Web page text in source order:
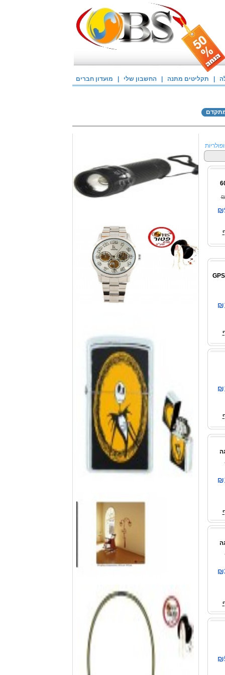
תקליטים מתנה החשבון שלי מועדון חברים
מטען נייד 5600mAh לסלולורי, אייפון, אייפוד ,GPS